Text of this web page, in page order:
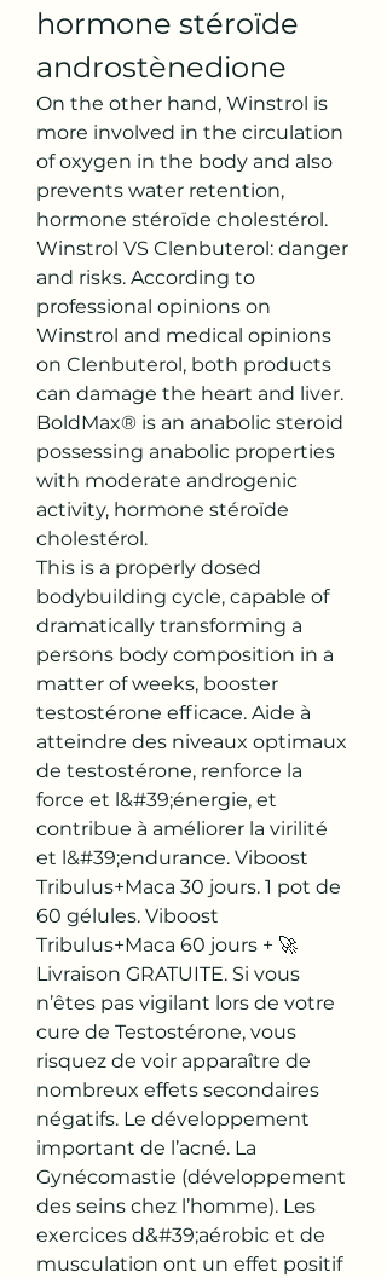
hormone stéroïde
androstènedione
On the other hand, Winstrol is
more involved in the circulation
of oxygen in the body and also
prevents water retention,
hormone stéroïde cholestérol.
Winstrol VS Clenbuterol: danger
and risks. According to
professional opinions on
Winstrol and medical opinions
on Clenbuterol, both products
can damage the heart and liver.
BoldMax® is an anabolic steroid
possessing anabolic properties
with moderate androgenic
activity, hormone stéroïde
cholestérol.
This is a properly dosed
bodybuilding cycle, capable of
dramatically transforming a
persons body composition in a
matter of weeks, booster
testostérone efficace. Aide à
atteindre des niveaux optimaux
de testostérone, renforce la
force et l&#39;énergie, et
contribue à améliorer la virilité
et l&#39;endurance. Viboost
Tribulus+Maca 30 jours. 1 pot de
60 gélules. Viboost
Tribulus+Maca 60 jours + 🚀
Livraison GRATUITE. Si vous
n’êtes pas vigilant lors de votre
cure de Testostérone, vous
risquez de voir apparaître de
nombreux effets secondaires
négatifs. Le développement
important de l’acné. La
Gynécomastie (développement
des seins chez l’homme). Les
exercices d&#39;aérobic et de
musculation ont un effet positif